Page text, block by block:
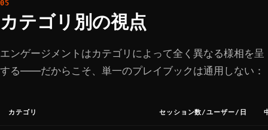
カテゴリ別の視点
エンゲージメントはカテゴリによって全く異なる様相を呈
する——だからこそ、単一のプレイブックは通用しない：
カテゴリ セッション数/ユーザー/日